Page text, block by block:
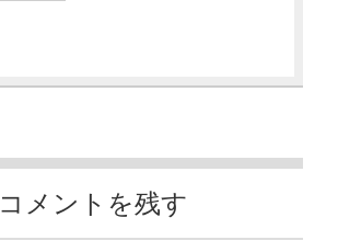
コメントを残す